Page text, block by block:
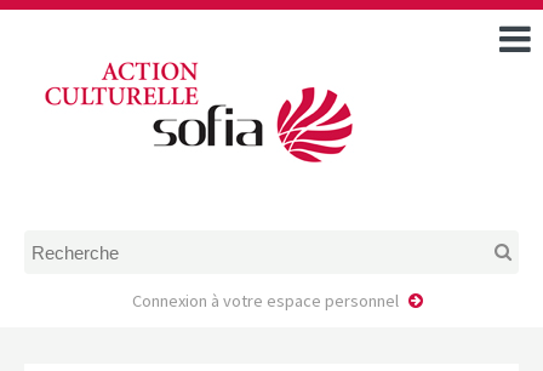
DOSSIERS DE DEMANDE
Connexion à votre espace personnel